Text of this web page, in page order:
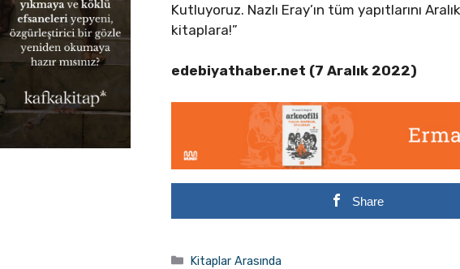
Kutluyoruz. Nazlı Eray’ın tüm yapıtlarını
kitaplara!”
edebiyathaber.net (7 Aralık 2022)
Share
Kategoriler
Kitaplar Arasında